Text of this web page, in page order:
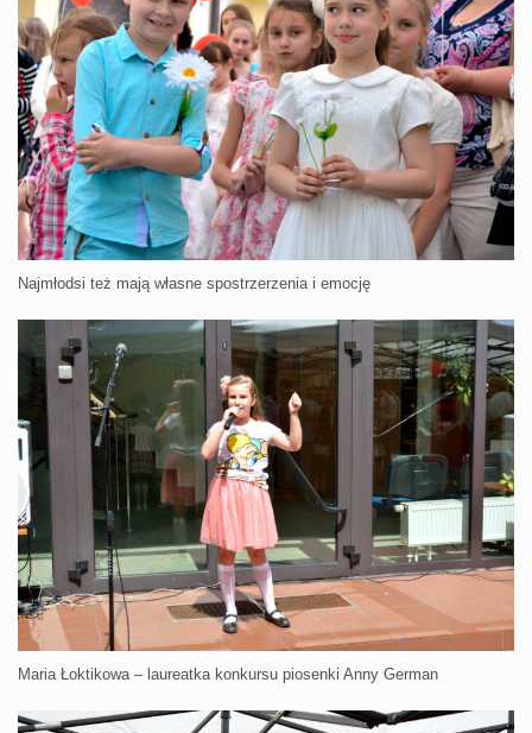
Najmłodsi też mają własne spostrzerzenia i emocję
Maria Łoktikowa – laureatka konkursu piosenki Anny German